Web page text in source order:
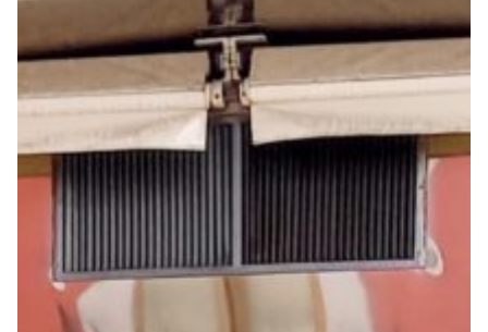
Visitas guiadas
LGTBI+
Te ayudamos
Denuncia
Mapa de Puntos
Seguros
HARROkids
Accede a tu
cuenta
Prensa
Sala de prensa